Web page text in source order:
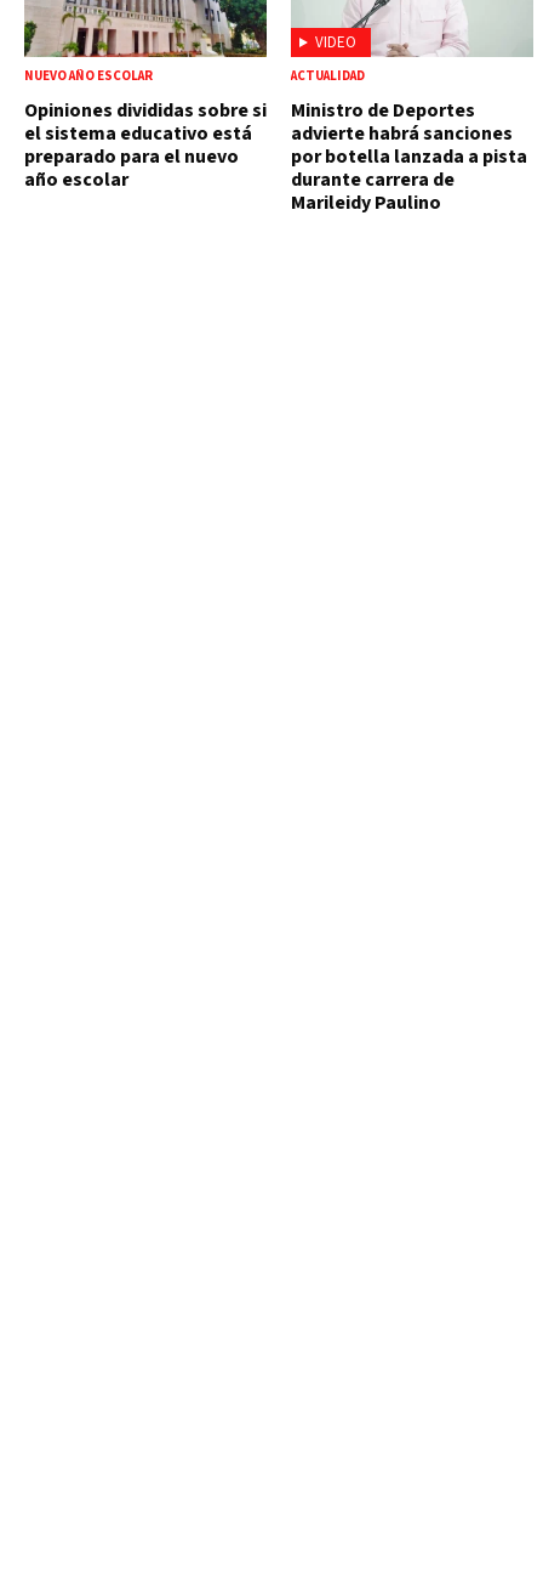
NUEVO AÑO ESCOLAR
Opiniones divididas sobre si
el sistema educativo está
preparado para el nuevo
año escolar
VIDEO
ACTUALIDAD
Ministro de Deportes
advierte habrá sanciones
por botella lanzada a pista
durante carrera de
Marileidy Paulino